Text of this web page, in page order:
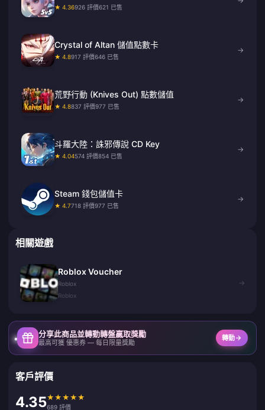
★ 4.36926 評價621 已售
Crystal of Altan 儲值點數卡
★ 4.8917 評價646 已售
→
荒野行動 (Knives Out) 點數儲值
★ 4.8837 評價977 已售
→
斗羅大陸：誅邪傳說 CD Key
★ 4.04574 評價854 已售
→
Steam 錢包儲值卡
★ 4.7718 評價977 已售
→
相關遊戲
Roblox Voucher
Roblox
Roblox
→
分享此商品並轉動轉盤贏取獎勵
最高可獲 優惠券 — 每日限量獎勵
轉動
客戶評價
4.35★ ★ ★ ★ ★
689 評價